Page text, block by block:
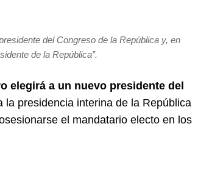
del Congreso de la República y, en
de la República”.
elegirá a un nuevo presidente del
la presidencia interina de la República
el mandatario electo en los